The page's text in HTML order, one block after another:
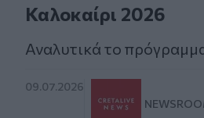
Καλοκαίρι 2026
Αναλυτικά το
09.07.2026